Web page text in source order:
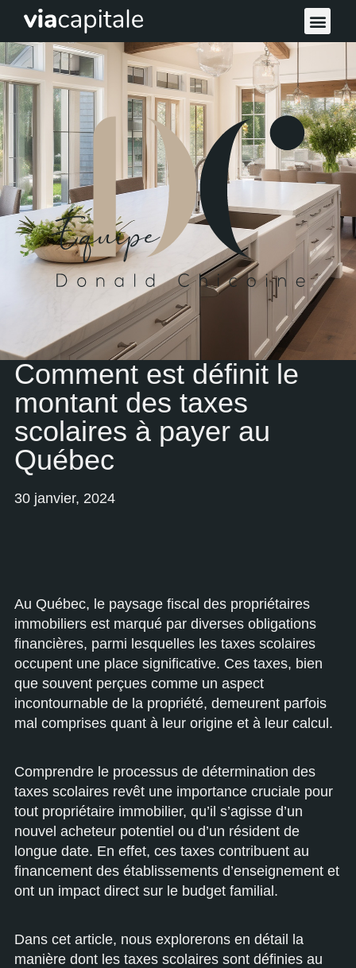
Comment est définit le
montant des taxes
scolaires à payer au
Québec
30 janvier, 2024
Au Québec, le paysage fiscal des propriétaires
immobiliers est marqué par diverses obligations
financières, parmi lesquelles les taxes scolaires
occupent une place significative. Ces taxes, bien
que souvent perçues comme un aspect
incontournable de la propriété, demeurent parfois
mal comprises quant à leur origine et à leur calcul.
Comprendre le processus de détermination des
taxes scolaires revêt une importance cruciale pour
tout propriétaire immobilier, qu’il s’agisse d’un
nouvel acheteur potentiel ou d’un résident de
longue date. En effet, ces taxes contribuent au
financement des établissements d’enseignement et
ont un impact direct sur le budget familial.
Dans cet article, nous explorerons en détail la
manière dont les taxes scolaires sont définies au